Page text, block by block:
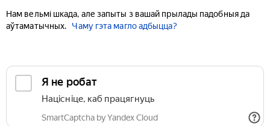
Нам вельмі шкада, але запыты з вашай прылады падобныя да
аўтаматычных.
Чаму гэта магло адбыцца?
Я не робат
Націсніце, каб працягнуць
SmartCaptcha by Yandex Cloud